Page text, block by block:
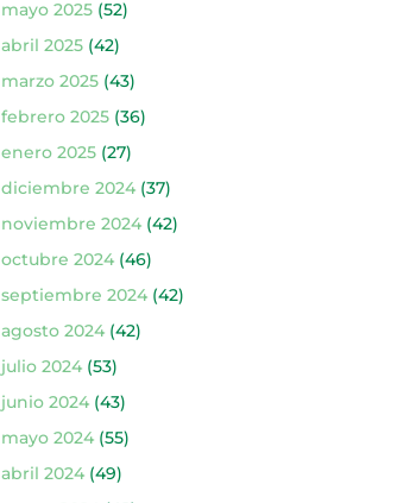
mayo 2025(52)
abril 2025(42)
marzo 2025(43)
febrero 2025(36)
enero 2025(27)
diciembre 2024(37)
noviembre 2024(42)
octubre 2024(46)
septiembre 2024(42)
agosto 2024(42)
julio 2024(53)
junio 2024(43)
mayo 2024(55)
abril 2024(49)